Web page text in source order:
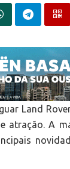
Land
atração. A